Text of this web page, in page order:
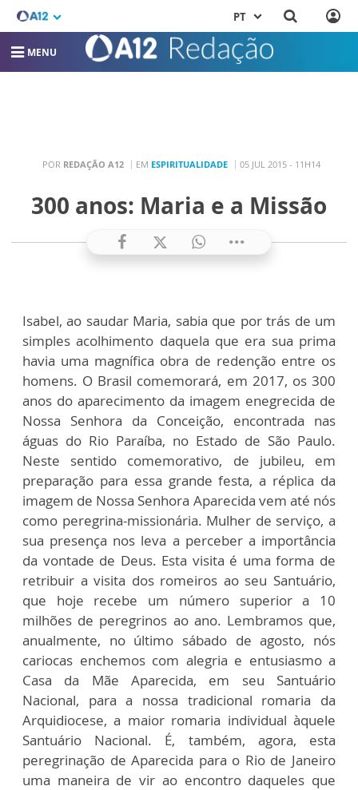
PT
MENU
POR REDAÇÃO A12 EM ESPIRITUALIDADE 05 JUL 2015 - 11H14
300 anos: Maria e a Missão
Isabel, ao saudar Maria, sabia que por trás de um
simples acolhimento daquela que era sua prima
havia uma magnífica obra de redenção entre os
homens. O Brasil comemorará, em 2017, os 300
anos do aparecimento da imagem enegrecida de
Nossa Senhora da Conceição, encontrada nas
águas do Rio Paraíba, no Estado de São Paulo.
Neste sentido comemorativo, de jubileu, em
preparação para essa grande festa, a réplica da
imagem de Nossa Senhora Aparecida vem até nós
como peregrina-missionária. Mulher de serviço, a
sua presença nos leva a perceber a importância
da vontade de Deus. Esta visita é uma forma de
retribuir a visita dos romeiros ao seu Santuário,
que hoje recebe um número superior a 10
milhões de peregrinos ao ano. Lembramos que,
anualmente, no último sábado de agosto, nós
cariocas enchemos com alegria e entusiasmo a
Casa da Mãe Aparecida, em seu Santuário
Nacional, para a nossa tradicional romaria da
Arquidiocese, a maior romaria individual àquele
Santuário Nacional. É, também, agora, esta
peregrinação de Aparecida para o Rio de Janeiro
uma maneira de vir ao encontro daqueles que